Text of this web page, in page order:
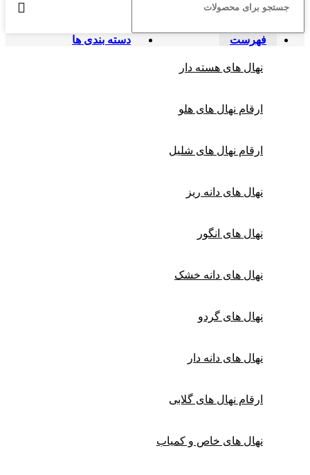
فهرست دسته بندی ها
نهال های هسته دار
ارقام نهال های هلو
ارقام نهال های شلیل
نهال های دانه ریز
نهال های انگور
نهال های دانه خشک
نهال های گردو
نهال های دانه دار
ارقام نهال های گلابی
نهال های خاص و کمیاب